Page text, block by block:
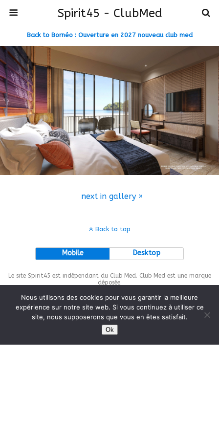
Spirit45 - ClubMed
Back to Bornéo : Ouverture en 2027 nouveau club med
next in gallery »
Back to top
Mobile Desktop
Le site Spirit45 est indépendant du Club Med. Club Med est une marque
déposée.
This site is protected bywp-copyrightpro.com
Nous utilisons des cookies pour vous garantir la meilleure
expérience sur notre site web. Si vous continuez à utiliser ce
site, nous supposerons que vous en êtes satisfait.
Ok